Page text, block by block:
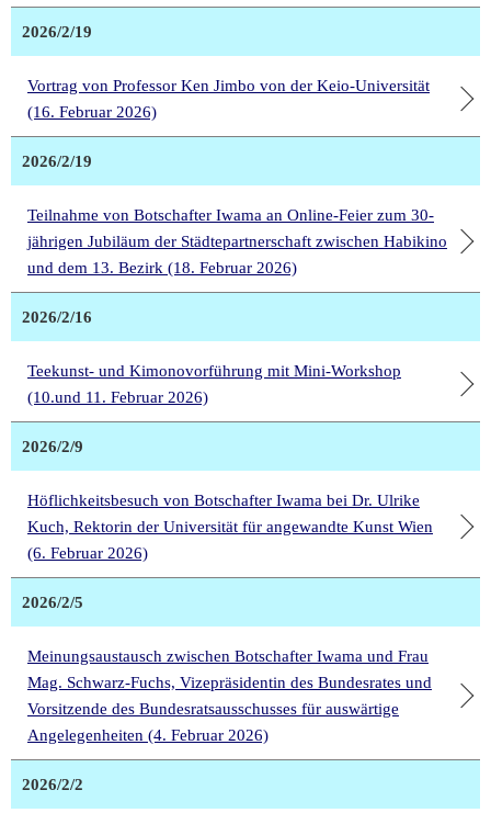
2026/2/19
Vortrag von Professor Ken Jimbo von der Keio-Universität
(16. Februar 2026)
2026/2/19
Teilnahme von Botschafter Iwama an Online-Feier zum 30-
jährigen Jubiläum der Städtepartnerschaft zwischen Habikino
und dem 13. Bezirk (18. Februar 2026)
2026/2/16
Teekunst- und Kimonovorführung mit Mini-Workshop
(10.und 11. Februar 2026)
2026/2/9
Höflichkeitsbesuch von Botschafter Iwama bei Dr. Ulrike
Kuch, Rektorin der Universität für angewandte Kunst Wien
(6. Februar 2026)
2026/2/5
Meinungsaustausch zwischen Botschafter Iwama und Frau
Mag. Schwarz-Fuchs, Vizepräsidentin des Bundesrates und
Vorsitzende des Bundesratsausschusses für auswärtige
Angelegenheiten (4. Februar 2026)
2026/2/2